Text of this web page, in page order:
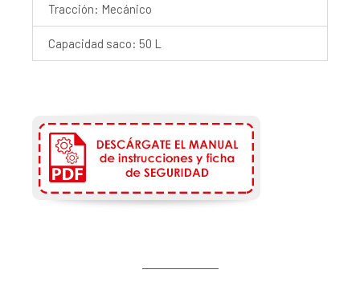
Tracción: Mecánico
Capacidad saco: 50 L